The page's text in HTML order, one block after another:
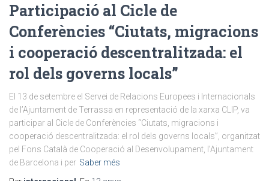
Participació al Cicle de
Conferències “Ciutats, migracions
i cooperació descentralitzada: el
rol dels governs locals”
El 13 de setembre el Servei de Relacions Europees i Internacionals
de l’Ajuntament de Terrassa en representació de la xarxa CLIP, va
participar al Cicle de Conferències “Ciutats, migracions i
cooperació descentralitzada: el rol dels governs locals”, organitzat
pel Fons Català de Cooperació al Desenvolupament, l’Ajuntament
de Barcelona i per Saber més